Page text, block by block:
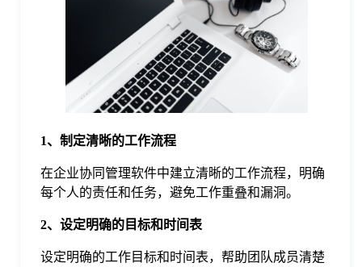
1、制定清晰的工作流程
在企业协同管理软件中建立清晰的工作流程，明确
每个人的责任和任务，避免工作重叠和漏洞。
2、设定明确的目标和时间表
设定明确的工作目标和时间表，帮助团队成员清楚